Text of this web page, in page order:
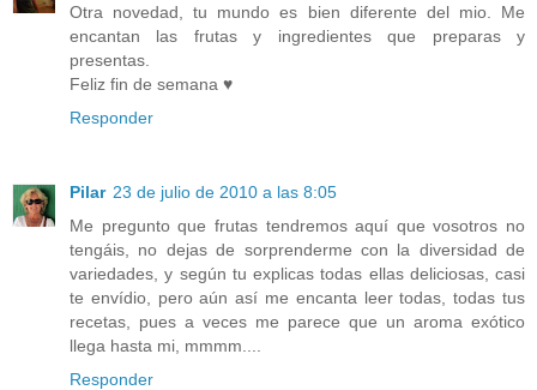
Otra novedad, tu mundo es bien diferente del mio. Me
encantan las frutas y ingredientes que preparas y
presentas.
Feliz fin de semana ♥
Responder
Pilar 23 de julio de 2010 a las 8:05
Me pregunto que frutas tendremos aquí que vosotros no
tengáis, no dejas de sorprenderme con la diversidad de
variedades, y según tu explicas todas ellas deliciosas, casi
te envídio, pero aún así me encanta leer todas, todas tus
recetas, pues a veces me parece que un aroma exótico
llega hasta mi, mmmm....
Responder